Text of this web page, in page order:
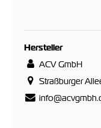
Hersteller
ACV GmbH
Straßburger